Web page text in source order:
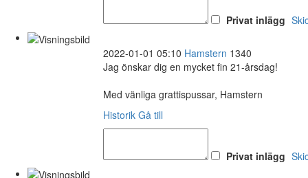
Privat inlägg
2022-01-01 05:10 Hamstern 1340
Jag önskar dig en mycket fin 21-årsdag!
Med vänliga grattispussar, Hamstern
Historik Gå till
Privat inlägg